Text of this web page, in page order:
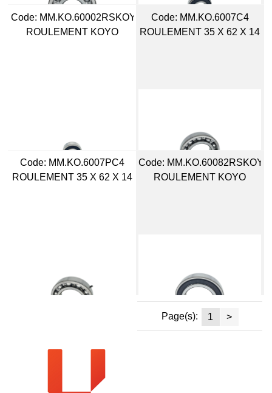
Code: MM.KO.60002RSKOYO
ROULEMENT KOYO
Code: MM.KO.6007C4
ROULEMENT 35 X 62 X 14
Code: MM.KO.6007PC4
ROULEMENT 35 X 62 X 14
Code: MM.KO.60082RSKOYO
ROULEMENT KOYO
Page(s): 1 >